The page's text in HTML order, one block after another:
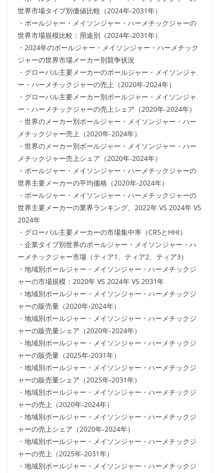
世界市場タイプ別価値比較（2024年-2031年）
・ボールジャー・メイソンジャー・ハーメチックジャーの
世界市場規模比較：用途別（2024年-2031年）
・2024年のボールジャー・メイソンジャー・ハーメチック
ジャーの世界市場メーカー別競争状況
・グローバル主要メーカーのボールジャー・メイソンジャ
ー・ハーメチックジャーの売上（2020年-2024年）
・グローバル主要メーカー別ボールジャー・メイソンジャ
ー・ハーメチックジャーの売上シェア（2020年-2024年）
・世界のメーカー別ボールジャー・メイソンジャー・ハー
メチックジャー売上（2020年-2024年）
・世界のメーカー別ボールジャー・メイソンジャー・ハー
メチックジャー売上シェア（2020年-2024年）
・ボールジャー・メイソンジャー・ハーメチックジャーの
世界主要メーカーの平均価格（2020年-2024年）
・ボールジャー・メイソンジャー・ハーメチックジャーの
世界主要メーカーの業界ランキング、2022年 VS 2024年 VS
2024年
・グローバル主要メーカーの市場集中率（CR5とHHI）
・企業タイプ別世界のボールジャー・メイソンジャー・ハ
ーメチックジャー市場（ティア1、ティア2、ティア3）
・地域別ボールジャー・メイソンジャー・ハーメチックジ
ャーの市場規模：2020年 VS 2024年 VS 2031年
・地域別ボールジャー・メイソンジャー・ハーメチックジ
ャーの販売量（2020年-2024年）
・地域別ボールジャー・メイソンジャー・ハーメチックジ
ャーの販売量シェア（2020年-2024年）
・地域別ボールジャー・メイソンジャー・ハーメチックジ
ャーの販売量（2025年-2031年）
・地域別ボールジャー・メイソンジャー・ハーメチックジ
ャーの販売量シェア（2025年-2031年）
・地域別ボールジャー・メイソンジャー・ハーメチックジ
ャーの売上（2020年-2024年）
・地域別ボールジャー・メイソンジャー・ハーメチックジ
ャーの売上シェア（2020年-2024年）
・地域別ボールジャー・メイソンジャー・ハーメチックジ
ャーの売上（2025年-2031年）
・地域別ボールジャー・メイソンジャー・ハーメチックジ